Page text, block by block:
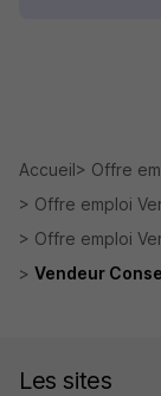
Accueil Offre
Offre emploi
Offre emploi
Vendeur
Les sites